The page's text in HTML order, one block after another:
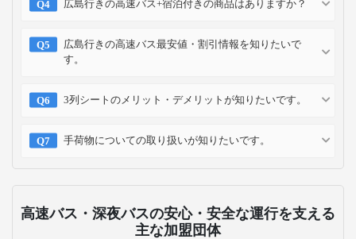
広島行きの高速バス+宿泊付きの商品はありますか？
広島行きの高速バス最安値・割引情報を知りたいで
す。
3列シートのメリット・デメリットが知りたいです。
手荷物についての取り扱いが知りたいです。
高速バス・深夜バスの安心・安全な運行を支える
主な加盟団体